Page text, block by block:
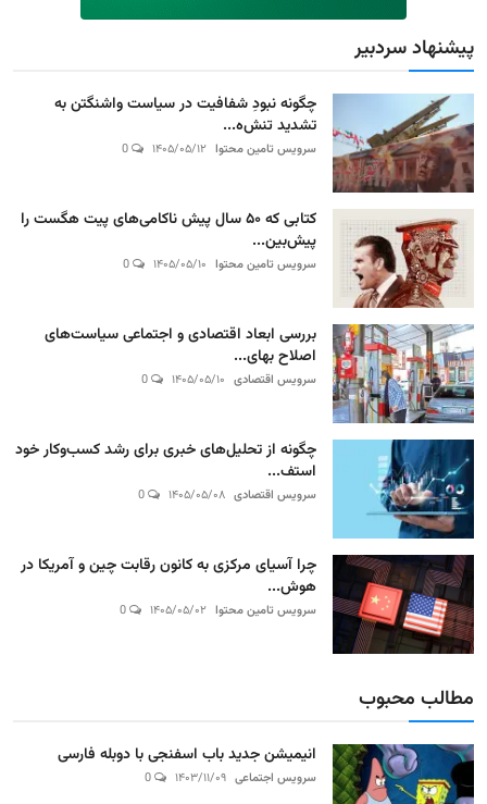
پیشنهاد سردبیر
چگونه نبودِ شفافیت در سیاست واشنگتن به
تشدید تنش‌ه...
سرویس تامین محتوا ۱۴۰۵/۰۵/۱۲
کتابی که ۵۰ سال پیش ناکامی‌های پیت هگست را
پیش‌بین...
سرویس تامین محتوا ۱۴۰۵/۰۵/۱۰
بررسی ابعاد اقتصادی و اجتماعی سیاست‌های
اصلاح بهای...
سرویس اقتصادی ۱۴۰۵/۰۵/۱۰
چگونه از تحلیل‌های خبری برای رشد کسب‌وکار خود
استف...
سرویس اقتصادی ۱۴۰۵/۰۵/۰۸
چرا آسیای مرکزی به کانون رقابت چین و آمریکا در
هوش...
سرویس تامین محتوا ۱۴۰۵/۰۵/۰۲
مطالب محبوب
انیمیشن جدید باب اسفنجی با دوبله فارسی
سرویس اجتماعی ۱۴۰۳/۱۱/۰۹